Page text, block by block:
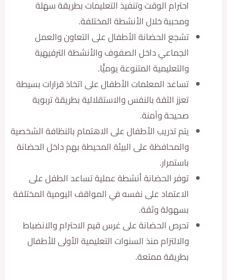
احترام الوقت وتنفيذ التعليمات بطريقة سهلة
ومحببة خلال الأنشطة المختلفة.
تشجع الحضانة الأطفال على التعاون والعمل
الجماعي داخل الصفوف والأنشطة الترفيهية
والتعليمية المتنوعة يوميّّا.
تساعد المعلمات الأطفال على اتخاذ قرارات بسيطة
تعزز الثقة بالنفس والاستقلالية بطريقة تربوية
صحيحة وآمنة.
يتم تدريب الأطفال على الاهتمام بالنظافة الشخصية
والمحافظة على البيئة المحيطة بهم داخل الحضانة
توفر الحضانة أنشطة عملية تساعد الطفل على
الاعتماد على نفسه في المواقف اليومية المختلفة
بسهولة وثقة.
تحرص الحضانة على غرس قيم الاحترام والانضباط
والالتزام منذ السنوات التعليمية الأولى للأطفال
بطريقة ممتعة.